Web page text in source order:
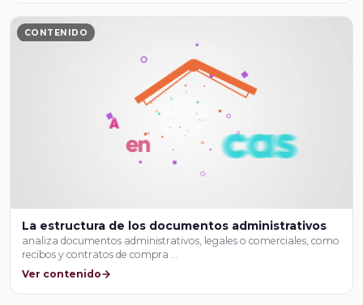
CONTENIDO
La estructura de los documentos administrativos
analiza documentos administrativos, legales o comerciales, como
recibos y contratos de compra …
Ver contenido